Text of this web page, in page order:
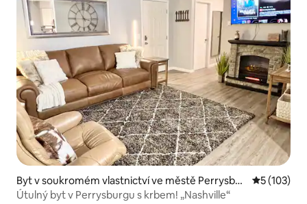
Byt v soukromém vlastnictví ve městě Perrysbur
g
Průměrné
5 (103)
Útulný byt v Perrysburgu s krbem! „Nashville“